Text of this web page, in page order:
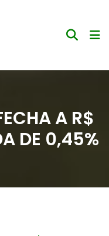
A R$
DE 0,45%